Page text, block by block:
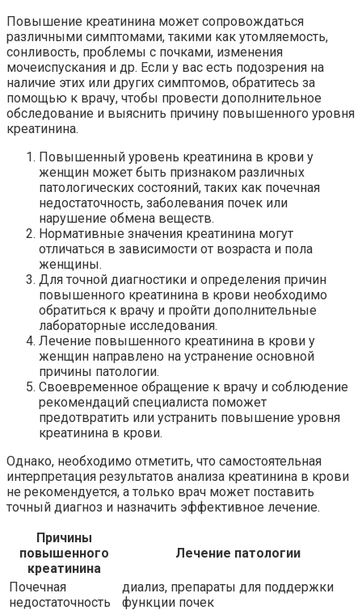
Повышение креатинина может сопровождаться
различными симптомами, такими как утомляемость,
сонливость, проблемы с почками, изменения
мочеиспускания и др. Если у вас есть подозрения на
наличие этих или других симптомов, обратитесь за
помощью к врачу, чтобы провести дополнительное
обследование и выяснить причину повышенного уровня
креатинина.
Повышенный уровень креатинина в крови у
женщин может быть признаком различных
патологических состояний, таких как почечная
недостаточность, заболевания почек или
нарушение обмена веществ.
Нормативные значения креатинина могут
отличаться в зависимости от возраста и пола
женщины.
Для точной диагностики и определения причин
повышенного креатинина в крови необходимо
обратиться к врачу и пройти дополнительные
лабораторные исследования.
Лечение повышенного креатинина в крови у
женщин направлено на устранение основной
причины патологии.
Своевременное обращение к врачу и соблюдение
рекомендаций специалиста поможет
предотвратить или устранить повышение уровня
креатинина в крови.
Однако, необходимо отметить, что самостоятельная
интерпретация результатов анализа креатинина в крови
не рекомендуется, а только врач может поставить
точный диагноз и назначить эффективное лечение.
Причины
повышенного
креатинина
Лечение патологии
Почечная
недостаточность
диализ, препараты для поддержки
функции почек